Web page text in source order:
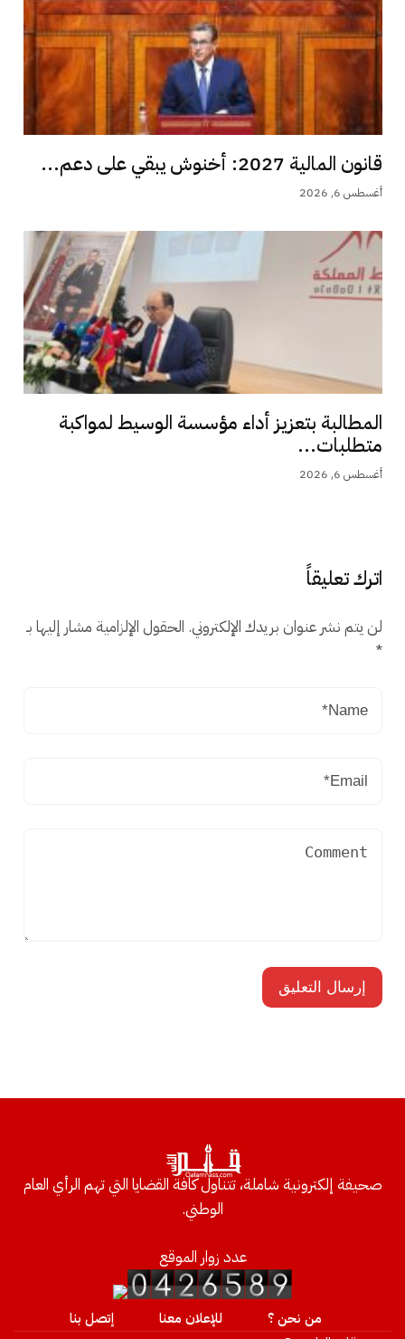
قانون المالية 2027: أخنوش يبقي على دعم...
أغسطس 6, 2026
المطالبة بتعزيز أداء مؤسسة الوسيط لمواكبة
متطلبات...
أغسطس 6, 2026
اترك تعليقاً
لن يتم نشر عنوان بريدك الإلكتروني. الحقول الإلزامية مشار إليها بـ
*
صحيفة إلكترونية شاملة، تتناول كافة القضايا التي تهم الرأي العام
الوطني.
عدد زوار الموقع
من نحن ؟ للإعلان معنا إتصل بنا